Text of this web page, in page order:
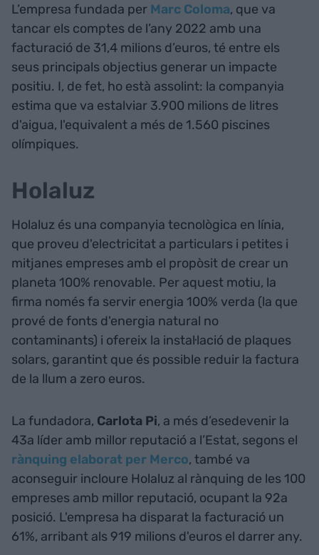
L’empresa fundada per Marc Coloma, que va
tancar els comptes de l’any 2022 amb una
facturació de 31,4 milions d’euros, té entre els
seus principals objectius generar un impacte
positiu. I, de fet, ho està assolint: la companyia
estima que va estalviar 3.900 milions de litres
d'aigua, l'equivalent a més de 1.560 piscines
olímpiques.
Holaluz
Holaluz és una companyia tecnològica en línia,
que proveu d'electricitat a particulars i petites i
mitjanes empreses amb el propòsit de crear un
planeta 100% renovable. Per aquest motiu, la
firma només fa servir energia 100% verda (la que
prové de fonts d'energia natural no
contaminants) i ofereix la instal·lació de plaques
solars, garantint que és possible reduir la factura
de la llum a zero euros.
La fundadora, Carlota Pi, a més d’esedevenir la
43a líder amb millor reputació a l’Estat, segons el
rànquing elaborat per Merco, també va
aconseguir incloure Holaluz al rànquing de les 100
empreses amb millor reputació, ocupant la 92a
posició. L'empresa ha disparat la facturació un
61%, arribant als 919 milions d'euros el darrer any.